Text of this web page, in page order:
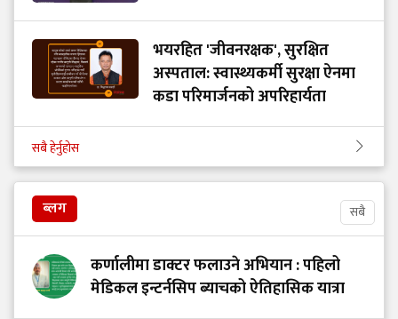
भयरहित 'जीवनरक्षक', सुरक्षित
अस्पताल: स्वास्थ्यकर्मी सुरक्षा ऐनमा
कडा परिमार्जनको अपरिहार्यता
सबै हेर्नुहोस
ब्लग सबै
कर्णालीमा डाक्टर फलाउने अभियान : पहिलो
मेडिकल इन्टर्नसिप ब्याचको ऐतिहासिक यात्रा